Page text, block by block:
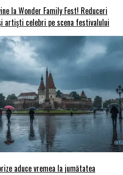
la Wonder Family Fest! Reduceri
artiști celebri pe scena festivalului
aduce vremea la jumătatea